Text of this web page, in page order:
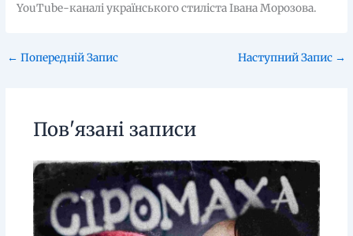
YouTube-каналі українського стиліста Івана Морозова.
← Попередній Запис Наступний Запис →
Пов'язані записи